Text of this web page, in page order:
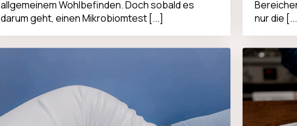
allgemeinem Wohlbefinden. Doch sobald es
darum geht, einen Mikrobiomtest [...]
nur die